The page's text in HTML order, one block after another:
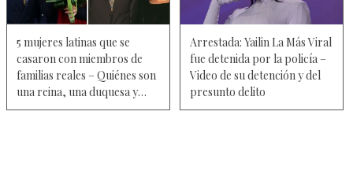
5 mujeres latinas que se
casaron con miembros de
familias reales – Quiénes son
una reina, una duquesa y
varias princesas
Arrestada: Yailin La Más Viral
fue detenida por la policía –
Video de su detención y del
presunto delito